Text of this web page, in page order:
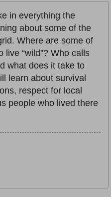
in everything the
about some of the
Where are some of
live “wild”? Who calls
what does it take to
learn about survival
respect for local
people who lived there